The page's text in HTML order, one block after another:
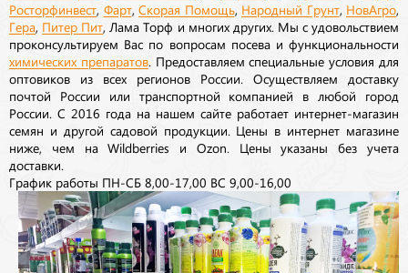
Росторфинвест Фарт, Скорая Помощь Народный Грунт, НовАгро
Гера Питер Пит , Лама Торф и многих других. Мы с удовольствием
проконсультируем Вас по вопросам посева и функциональности
химических препаратов. Предоставляем специальные условия для
оптовиков из всех регионов России. Осуществляем доставку
почтой России или транспортной компанией в любой город
России. С 2016 года на нашем сайте работает интернет-магазин
семян и другой садовой продукции. Цены в интернет магазине
ниже, чем на Wildberries и Ozon. Цены указаны без учета
доставки.
График работы ПН-СБ 8,00-17,00 ВС 9,00-16,00